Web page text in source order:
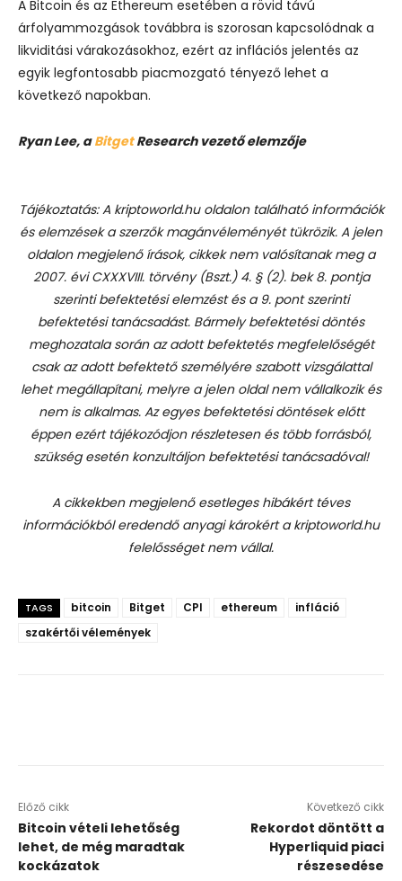
A Bitcoin és az Ethereum esetében a rövid távú
árfolyammozgások továbbra is szorosan kapcsolódnak a
likviditási várakozásokhoz, ezért az inflációs jelentés az
egyik legfontosabb piacmozgató tényező lehet a
következő napokban.
Ryan Lee, aBitgetResearch vezető elemzője
Tájékoztatás: A kriptoworld.hu oldalon található információk
és elemzések a szerzők magánvéleményét tükrözik. A jelen
oldalon megjelenő írások, cikkek nem valósítanak meg a
2007. évi CXXXVIII. törvény (Bszt.) 4. § (2). bek 8. pontja
szerinti befektetési elemzést és a 9. pont szerinti
befektetési tanácsadást. Bármely befektetési döntés
meghozatala során az adott befektetés megfelelőségét
csak az adott befektető személyére szabott vizsgálattal
lehet megállapítani, melyre a jelen oldal nem vállalkozik és
nem is alkalmas. Az egyes befektetési döntések előtt
éppen ezért tájékozódjon részletesen és több forrásból,
szükség esetén konzultáljon befektetési tanácsadóval!
A cikkekben megjelenő esetleges hibákért téves
információkból eredendő anyagi károkért a kriptoworld.hu
felelősséget nem vállal.
TAGS bitcoin Bitget CPI ethereum
infláció
szakértői vélemények
Előző cikk
Bitcoin vételi lehetőség
lehet, de még maradtak
kockázatok
Következő cikk
Rekordot döntött a
Hyperliquid piaci
részesedése